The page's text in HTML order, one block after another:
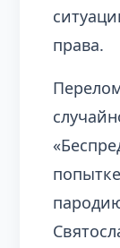
права.